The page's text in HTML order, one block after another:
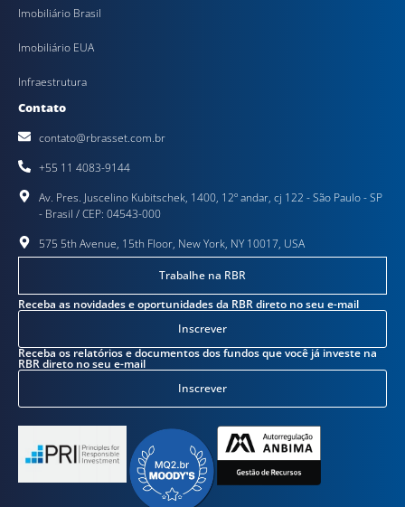
Imobiliário Brasil
Imobiliário EUA
Infraestrutura
Contato
contato@rbrasset.com.br
+55 11 4083-9144
Av. Pres. Juscelino Kubitschek, 1400, 12º andar, cj 122 - São Paulo - SP
- Brasil / CEP: 04543-000
575 5th Avenue, 15th Floor, New York, NY 10017, USA
Trabalhe na RBR
Receba as novidades e oportunidades da RBR direto no seu e-mail
Inscrever
Receba os relatórios e documentos dos fundos que você já investe na
RBR direto no seu e-mail
Inscrever